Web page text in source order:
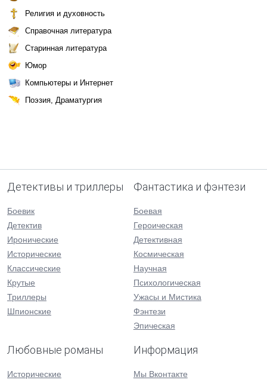
Религия и духовность
Справочная литература
Старинная литература
Юмор
Компьютеры и Интернет
Поэзия, Драматургия
Детективы и триллеры
Боевик
Детектив
Иронические
Исторические
Классические
Крутые
Триллеры
Шпионские
Фантастика и фэнтези
Боевая
Героическая
Детективная
Космическая
Научная
Психологическая
Ужасы и Мистика
Фэнтези
Эпическая
Любовные романы
Исторические
Информация
Мы Вконтакте